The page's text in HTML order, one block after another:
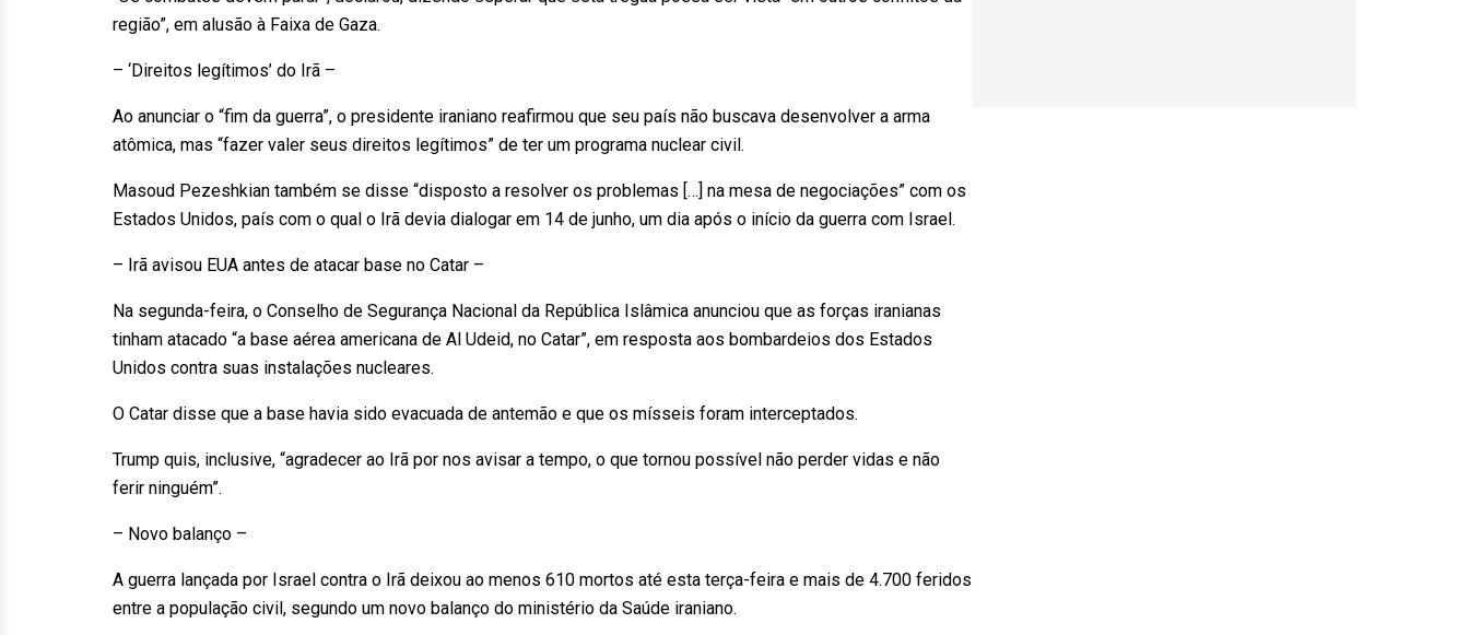
região”, em alusão à Faixa de Gaza.
– ‘Direitos legítimos’ do Irã –
Ao anunciar o “fim da guerra”, o presidente iraniano reafirmou que seu país não buscava desenvolver a arma
atômica, mas “fazer valer seus direitos legítimos” de ter um programa nuclear civil.
Masoud Pezeshkian também se disse “disposto a resolver os problemas […] na mesa de negociações” com os
Estados Unidos, país com o qual o Irã devia dialogar em 14 de junho, um dia após o início da guerra com Israel.
– Irã avisou EUA antes de atacar base no Catar –
Na segunda-feira, o Conselho de Segurança Nacional da República Islâmica anunciou que as forças iranianas
tinham atacado “a base aérea americana de Al Udeid, no Catar”, em resposta aos bombardeios dos Estados
Unidos contra suas instalações nucleares.
O Catar disse que a base havia sido evacuada de antemão e que os mísseis foram interceptados.
Trump quis, inclusive, “agradecer ao Irã por nos avisar a tempo, o que tornou possível não perder vidas e não
ferir ninguém”.
– Novo balanço –
A guerra lançada por Israel contra o Irã deixou ao menos 610 mortos até esta terça-feira e mais de 4.700 feridos
entre a população civil, segundo um novo balanço do ministério da Saúde iraniano.